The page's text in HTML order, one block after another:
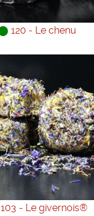
120 - Le chenu
103 - Le givernois®